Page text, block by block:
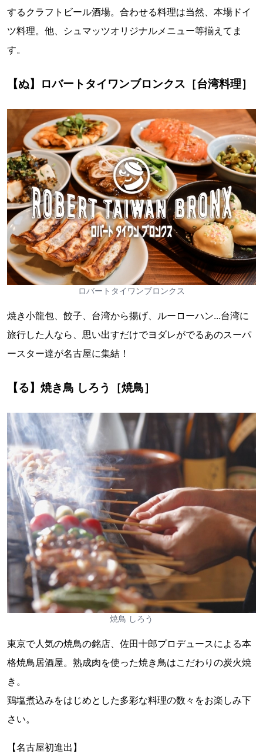
するクラフトビール酒場。合わせる料理は当然、本場ドイ
ツ料理。他、シュマッツオリジナルメニュー等揃えてま
す。
【ぬ】ロバートタイワンブロンクス［台湾料理］
ロバートタイワンブロンクス
焼き小龍包、餃子、台湾から揚げ、ルーローハン...台湾に
旅行した人なら、思い出すだけでヨダレがでるあのスーパ
ースター達が名古屋に集結！
【る】焼き鳥 しろう［焼鳥］
焼鳥 しろう
東京で人気の焼鳥の銘店、佐田十郎プロデュースによる本
格焼鳥居酒屋。熟成肉を使った焼き鳥はこだわりの炭火焼
き。
鶏塩煮込みをはじめとした多彩な料理の数々をお楽しみ下
さい。
【名古屋初進出】